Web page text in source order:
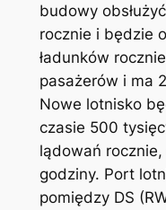
budowy
rocznie i będzie
ładunków
pasażerów i ma
Nowe lotnisko
czasie 500
lądowań
godziny. Port
pomiędzy DS